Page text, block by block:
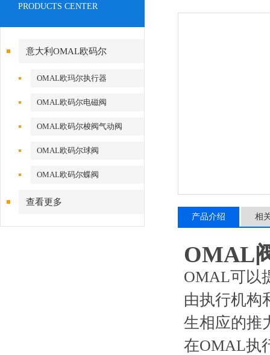
PRODUCTS CENTER
意大利OMAL欧码尔
OMAL欧玛尔执行器
OMAL欧码尔电磁阀
OMAL欧码尔梭阀气动阀
OMAL欧码尔球阀
OMAL欧码尔蝶阀
查看更多
产品介绍 相
OMAL
OMAL可以
由执行机构
生相应的推
在OMAL执